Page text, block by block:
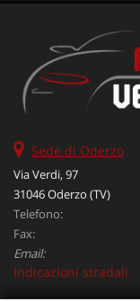
Sede di Oderzo
Via Verdi, 97
31046 Oderzo (TV)
Telefono:
Fax:
Email:
Indicazioni stradali